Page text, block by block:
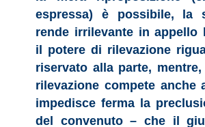
espressa) è possibile, la
rende irrilevante in appello
il potere di rilevazione
riservato alla parte,
rilevazione compete anche
impedisce ferma la
del convenuto – che il